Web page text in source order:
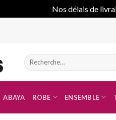
Nos délais de
Recherche
pour :
ABAYA ROBE ENSEMBLE